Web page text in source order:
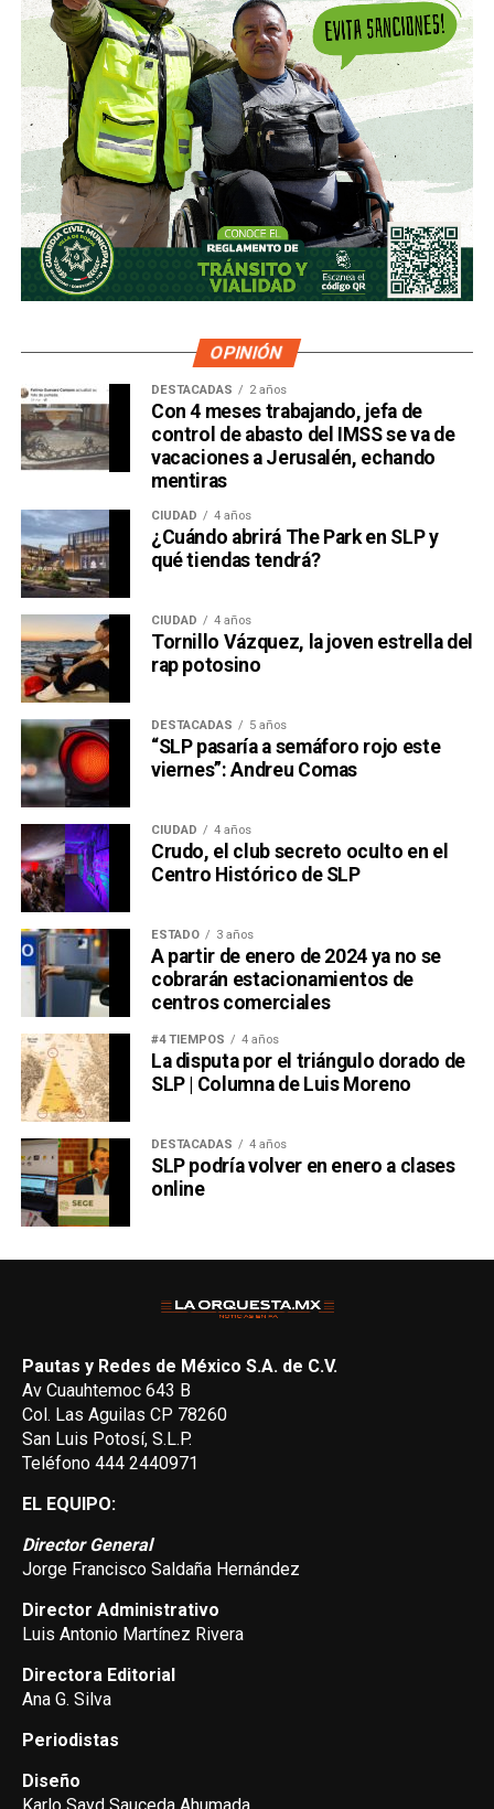
OPINIÓN
DESTACADAS 2 años
Con 4 meses trabajando, jefa de
control de abasto del IMSS se va de
vacaciones a Jerusalén, echando
mentiras
CIUDAD 4 años
¿Cuándo abrirá The Park en SLP y
qué tiendas tendrá?
CIUDAD 4 años
Tornillo Vázquez, la joven estrella del
rap potosino
DESTACADAS 5 años
“SLP pasaría a semáforo rojo este
viernes”: Andreu Comas
CIUDAD 4 años
Crudo, el club secreto oculto en el
Centro Histórico de SLP
ESTADO 3 años
A partir de enero de 2024 ya no se
cobrarán estacionamientos de
centros comerciales
#4 TIEMPOS 4 años
La disputa por el triángulo dorado de
SLP | Columna de Luis Moreno
DESTACADAS 4 años
SLP podría volver en enero a clases
online
Pautas y Redes de México S.A. de C.V.
Av Cuauhtemoc 643 B
Col. Las Aguilas CP 78260
San Luis Potosí, S.L.P.
Teléfono 444 2440971
EL EQUIPO:
Director General
Jorge Francisco Saldaña Hernández
Director Administrativo
Luis Antonio Martínez Rivera
Directora Editorial
Ana G. Silva
Periodistas
Diseño